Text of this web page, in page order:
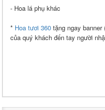
- Hoa lá phụ khác
* Hoa tươi 360 tặng ngay
của quý khách đến tay người